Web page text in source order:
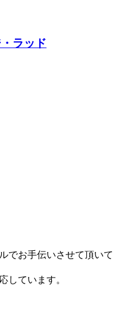
ラッド
でお手伝いさせて頂いて
しています。